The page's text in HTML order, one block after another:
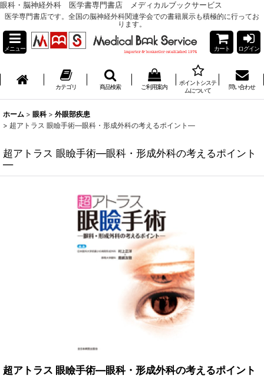
眼科・脳神経外科 医学書専門書店 メディカルブックサービス
医学専門書店です。全国の脳神経外科関連学会での書籍展示も積極的に行ってお
ります。
メニュー カート ログイン
カテゴリ 商品検索 ご利用案内
ポイントシステ
ムについて
問い合わせ
ホーム > 眼科 > 外眼部疾患
> 超アトラス 眼瞼手術―眼科・形成外科の考えるポイント―
超アトラス 眼瞼手術―眼科・形成外科の考えるポイント
―
超アトラス 眼瞼手術―眼科・形成外科の考えるポイント